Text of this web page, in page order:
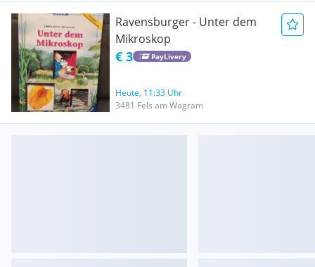
Ravensburger - Unter dem
Mikroskop
€ 3 PayLivery
Heute, 11:33 Uhr
3481 Fels am Wagram